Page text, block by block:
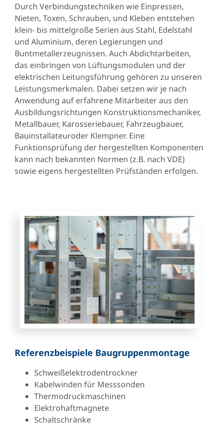
Durch Verbindungstechniken wie Einpressen,
Nieten, Toxen, Schrauben, und Kleben entstehen
klein- bis mittelgroße Serien aus Stahl, Edelstahl
und Aluminium, deren Legierungen und
Buntmetallerzeugnissen. Auch Abdichtarbeiten,
das einbringen von Lüftungsmodulen und der
elektrischen Leitungsführung gehören zu unseren
Leistungsmerkmalen. Dabei setzen wir je nach
Anwendung auf erfahrene Mitarbeiter aus den
Ausbildungsrichtungen Konstruktionsmechaniker,
Metallbauer, Karosseriebauer, Fahrzeugbauer,
Bauinstallateuroder Klempner. Eine
Funktionsprüfung der hergestellten Komponenten
kann nach bekannten Normen (z.B. nach VDE)
sowie eigens hergestellten Prüfständen erfolgen.
Referenzbeispiele Baugruppenmontage
Schweißelektrodentrockner
Kabelwinden für Messsonden
Thermodruckmaschinen
Elektrohaftmagnete
Schaltschränke